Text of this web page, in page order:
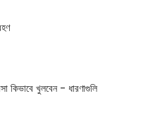
কিভাবে খুলবেন - ধারণাগুলি